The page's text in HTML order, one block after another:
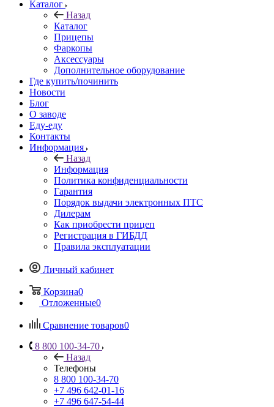
Каталог
Назад
Каталог
Прицепы
Фаркопы
Аксессуары
Дополнительное оборудование
Где купить/починить
Новости
Блог
О заводе
Еду-еду
Контакты
Информация
Назад
Информация
Политика конфиденциальности
Гарантия
Порядок выдачи электронных ПТС
Дилерам
Как приобрести прицеп
Регистрация в ГИБДД
Правила эксплуатации
Личный кабинет
Корзина0
Отложенные0
Сравнение товаров0
8 800 100-34-70
Назад
Телефоны
8 800 100-34-70
+7 496 642-01-16
+7 496 647-54-44